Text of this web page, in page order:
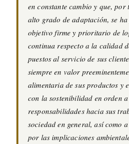
en constante cambio y que,
alto grado de adaptación, se
objetivo firme y prioritario de
continua respecto a la calidad
puestos al servicio de sus
siempre en valor
alimentaria de sus productos y
con la sostenibilidad en orden
responsabilidades hacia sus
sociedad en general, así como
por las implicaciones